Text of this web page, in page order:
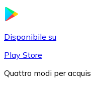
Disponibile su
Play Store
Quattro modi per